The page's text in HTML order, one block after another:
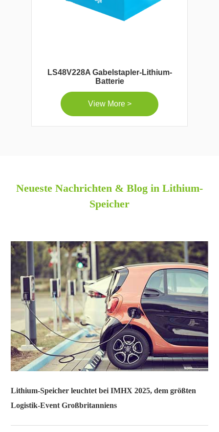
LS48V228A Gabelstapler-Lithium-
Batterie
View More >
Neueste Nachrichten & Blog in Lithium-
Speicher
Lithium-Speicher leuchtet bei IMHX 2025, dem größten
Logistik-Event Großbritanniens